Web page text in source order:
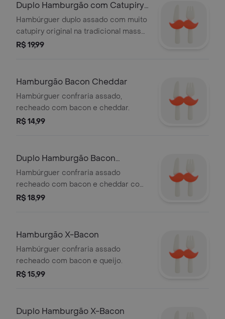
Duplo Hamburgão com Catupiry
Original
Hambúrguer duplo assado com muito
catupiry original na tradicional massa
confraria feita com azeite.
R$ 19,99
Hamburgão Bacon Cheddar
Hambúrguer confraria assado,
recheado com bacon e cheddar.
R$ 14,99
Duplo Hamburgão Bacon
Cheddar
Hambúrguer confraria assado
recheado com bacon e cheddar com
dois hambúrgueres.
R$ 18,99
Hamburgão X-Bacon
Hambúrguer confraria assado
recheado com bacon e queijo.
R$ 15,99
Duplo Hamburgão X-Bacon